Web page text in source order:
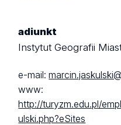
adiunkt
Instytut Geografii
e-mail:
www:
http://turyzm.edu.pl/
ulski.php?eSites